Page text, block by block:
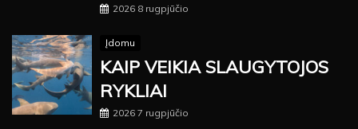
2026 8 rugpjūčio
Įdomu
KAIP VEIKIA SLAUGYTOJOS
RYKLIAI
2026 7 rugpjūčio